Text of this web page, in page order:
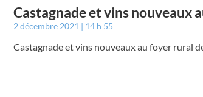
Castagnade et vins nouveaux
2 décembre 2021 14 h 55
Castagnade et vins nouveaux au foyer rural